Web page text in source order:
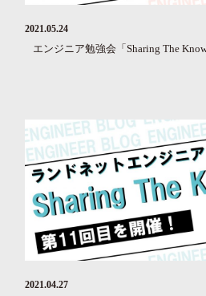
2021.05.24
エンジニア勉強会「Sharing The
2021.04.27